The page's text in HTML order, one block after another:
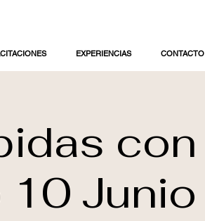
EXPERIENCIAS CONTACTO
con
Junio